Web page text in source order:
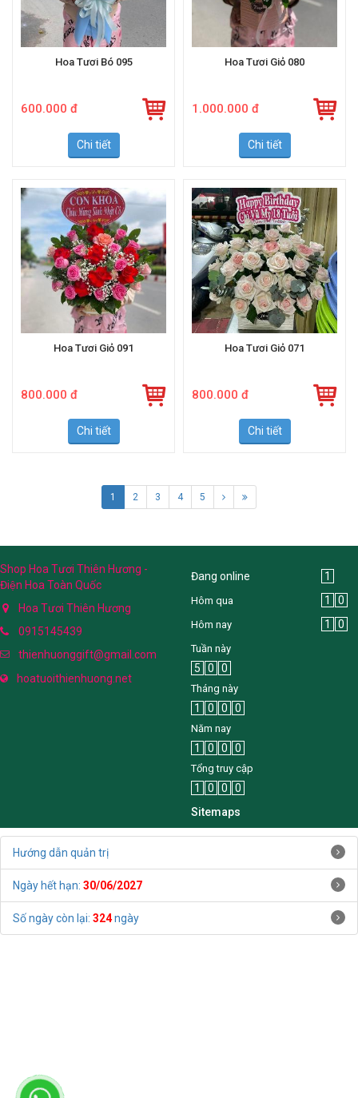
Chi tiết Chi tiết
Chi tiết Chi tiết
2 3 4 5
Shop Hoa Tươi Thiên Hương -
Điện Hoa Toàn Quốc
Hoa Tươi Thiên Hương
thienhuonggift@gmail.com
hoatuoithienhuong.net
Đang online 1
Hôm qua 1 0
Hôm nay 1 0
Tuần này
5 0 0
Tháng này
1 0 0 0
Năm nay
1 0 0 0
Tổng truy cập
1 0 0 0
Sitemaps
Hướng dẫn quản trị
Ngày hết hạn:
Số ngày còn lại: ngày